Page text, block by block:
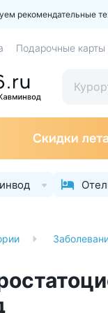
рекомендательные
Подарочные карты